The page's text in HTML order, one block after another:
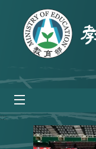
跳到主要內容區塊
:::